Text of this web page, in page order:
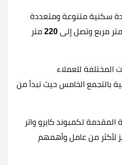
سكنية متنوعة ومتعددة
متر مربع وتصل إلى 220 متر
المختلفة للعملاء
بالتجمع الخامس حيث تبدأ من
المقدمة لكمبوند كايرو واتر
لأكثر من عامل وأهمهم